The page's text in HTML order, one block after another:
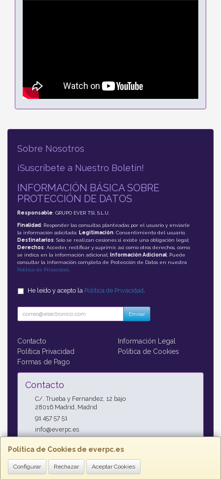
Política de Cookies de everpc.es
Configurar Rechazar Aceptar Cookies
Sobre Nosotros
¡Suscríbete a Nuestro Boletín!
INFORMACIÓN BÁSICA SOBRE
PROTECCIÓN DE DATOS
Responsable: GRUPO EVER TSI, S.L.U.
Finalidad: Responder las consultas planteadas por el usuario y enviarle
la información solicitada; Legitimación: Consentimiento del usuario;
Destinatarios: Solo se realizan cesiones si existe una obligación legal;
Derechos: Acceder, rectificar y suprimir, así como otros derechos, como
se indica en la información adicional;
Información Adicional: Puede
consultar la información completa de Protección de Datos en nuestra
Política de Privacidad
He leído y acepto la Política de Privacidad
Enviar
Contacto
Información Legal
Política Privacidad
Política de Cookies
Formas de Pago
Contacto
C/. Trueba y Fernandez, 12 bajo
28016 Madrid Madrid
91 457 57 51
info@everpc.es
Horario
Horario continuo : Lunes a Jueves 09:00h - 19:00h, Viernes